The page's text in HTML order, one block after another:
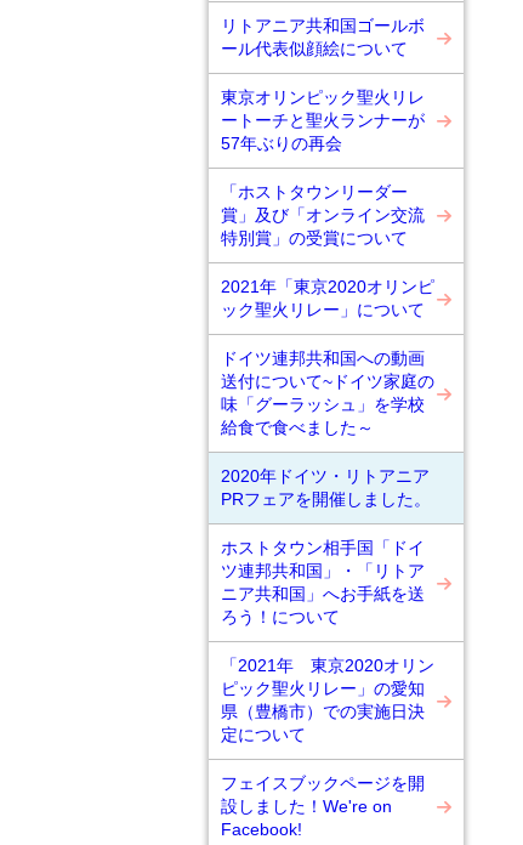
リトアニア共和国ゴールボ
ール代表似顔絵について
東京オリンピック聖火リレ
ートーチと聖火ランナーが
57年ぶりの再会
「ホストタウンリーダー
賞」及び「オンライン交流
特別賞」の受賞について
2021年「東京2020オリンピ
ック聖火リレー」について
ドイツ連邦共和国への動画
送付について~ドイツ家庭の
味「グーラッシュ」を学校
給食で食べました～
2020年ドイツ・リトアニア
PRフェアを開催しました。
ホストタウン相手国「ドイ
ツ連邦共和国」・「リトア
ニア共和国」へお手紙を送
ろう！について
「2021年 東京2020オリン
ピック聖火リレー」の愛知
県（豊橋市）での実施日決
定について
フェイスブックページを開
設しました！We're on
Facebook!